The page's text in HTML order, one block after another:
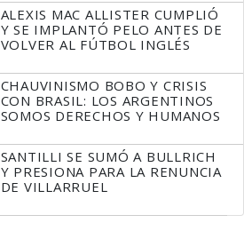
ALEXIS MAC ALLISTER CUMPLIÓ
Y SE IMPLANTÓ PELO ANTES DE
VOLVER AL FÚTBOL INGLÉS
CHAUVINISMO BOBO Y CRISIS
CON BRASIL: LOS ARGENTINOS
SOMOS DERECHOS Y HUMANOS
SANTILLI SE SUMÓ A BULLRICH
Y PRESIONA PARA LA RENUNCIA
DE VILLARRUEL